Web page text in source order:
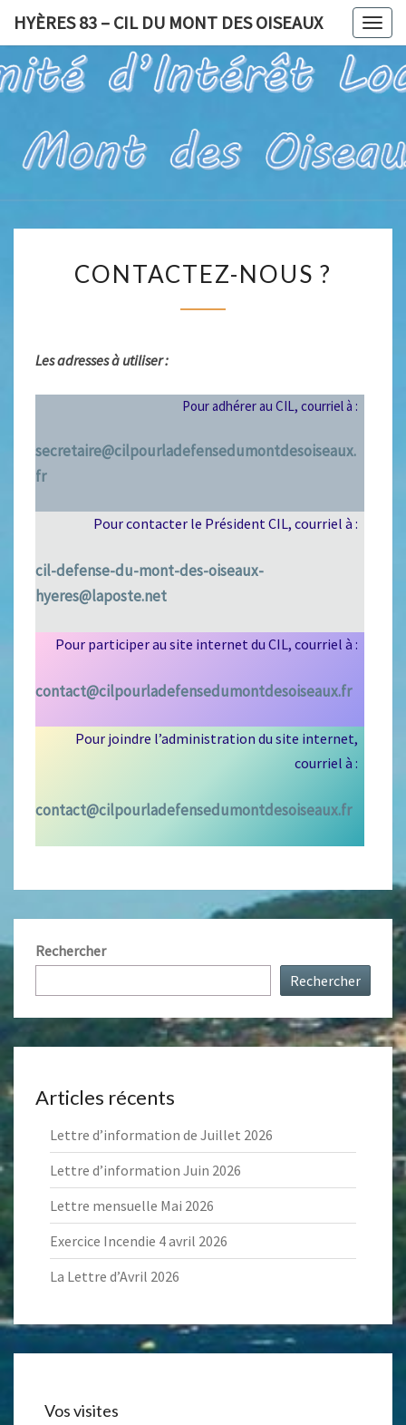
HYÈRES 83 – CIL DU MONT DES OISEAUX
HYÈRES
83 – CIL
DU
MONT
DES
Pour Un Site
Exceptionnel,
À Valoriser
Et Préserver
NOUS
CONTACTEZ-NOUS ?
Les adresses à utiliser :
Pour adhérer au CIL, courriel à :
secretaire@cilpourladefensedumontdesoiseaux.
fr
Pour contacter le Président CIL, courriel à :
cil-defense-du-mont-des-oiseaux-
hyeres@laposte.net
Pour participer au site internet du CIL, courriel à :
contact@cilpourladefensedumontdesoiseaux.fr
Pour joindre l’administration du site internet,
courriel à :
contact@cilpourladefensedumontdesoiseaux.fr
Rechercher
Rechercher
Articles récents
Lettre d’information de Juillet 2026
Lettre d’information Juin 2026
Lettre mensuelle Mai 2026
Exercice Incendie 4 avril 2026
La Lettre d’Avril 2026
Vos visites